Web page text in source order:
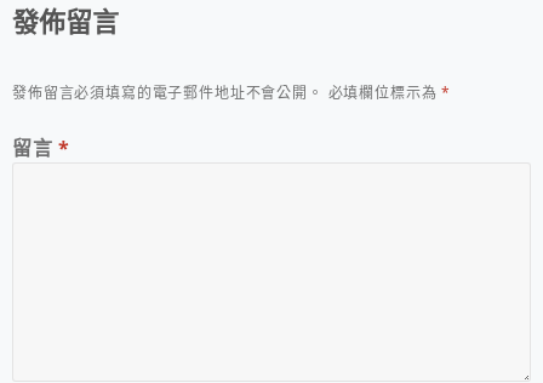
發佈留言
發佈留言必須填寫的電子郵件地址不會公開。 必填欄位標示為*
留言 *